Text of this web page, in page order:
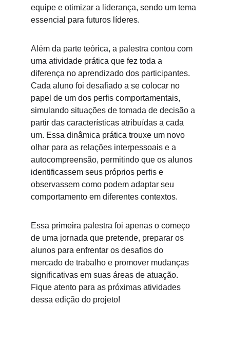
equipe e otimizar a liderança, sendo um tema
essencial para futuros líderes.
Além da parte teórica, a palestra contou com
uma atividade prática que fez toda a
diferença no aprendizado dos participantes.
Cada aluno foi desafiado a se colocar no
papel de um dos perfis comportamentais,
simulando situações de tomada de decisão a
partir das características atribuídas a cada
um. Essa dinâmica prática trouxe um novo
olhar para as relações interpessoais e a
autocompreensão, permitindo que os alunos
identificassem seus próprios perfis e
observassem como podem adaptar seu
comportamento em diferentes contextos.
Essa primeira palestra foi apenas o começo
de uma jornada que pretende, preparar os
alunos para enfrentar os desafios do
mercado de trabalho e promover mudanças
significativas em suas áreas de atuação.
Fique atento para as próximas atividades
dessa edição do projeto!